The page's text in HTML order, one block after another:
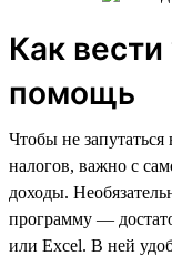
Как вести
помощь
Чтобы не
налогов, важно с
доходы.
программу —
или Excel. В ней